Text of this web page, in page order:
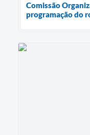
Comissão
programação do